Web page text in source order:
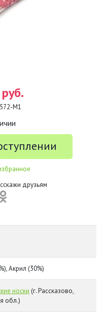
М1
друзьям
Акрил (30%)
носки (г. Рассказово,
обл.)